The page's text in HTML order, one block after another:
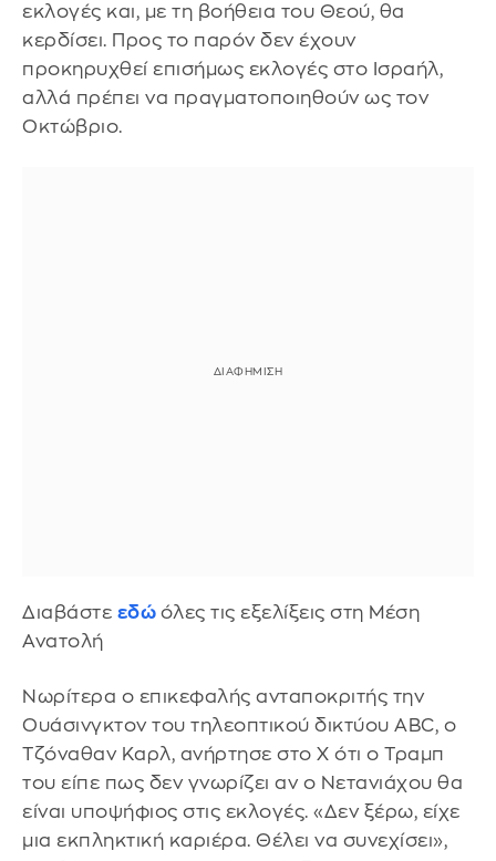
εκλογές και, με τη βοήθεια του Θεού, θα
κερδίσει. Προς το παρόν δεν έχουν
προκηρυχθεί επισήμως εκλογές στο Ισραήλ,
αλλά πρέπει να πραγματοποιηθούν ως τον
Οκτώβριο.
Διαβάστε εδώ όλες τις εξελίξεις στη Μέση
Ανατολή
Νωρίτερα ο επικεφαλής ανταποκριτής την
Ουάσινγκτον του τηλεοπτικού δικτύου ABC, ο
Τζόναθαν Καρλ, ανήρτησε στο Χ ότι ο Τραμπ
του είπε πως δεν γνωρίζει αν ο Νετανιάχου θα
είναι υποψήφιος στις εκλογές. «Δεν ξέρω, είχε
μια εκπληκτική καριέρα. Θέλει να συνεχίσει»,